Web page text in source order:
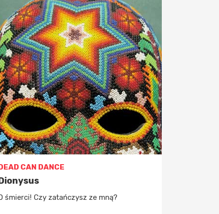
CAN DANCE
śmierci! Czy zatańczysz ze mną?